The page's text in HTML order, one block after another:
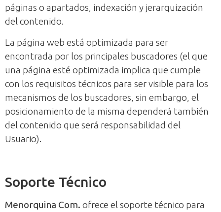
páginas o apartados, indexación y jerarquización
del contenido.
La página web está optimizada para ser
encontrada por los principales buscadores (el que
una página esté optimizada implica que cumple
con los requisitos técnicos para ser visible para los
mecanismos de los buscadores, sin embargo, el
posicionamiento de la misma dependerá también
del contenido que será responsabilidad del
Usuario).
Soporte Técnico
Menorquina Com. ofrece el soporte técnico para